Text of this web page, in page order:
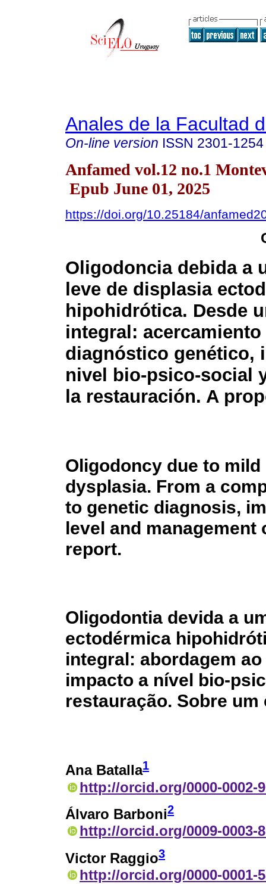
Anales de la Facultad
On-line version ISSN 2301-1254
Anfamed vol.12 no.1
Epub June 01, 2025
https://doi.org/10.25184/
Oligodoncia debida a
leve de displasia
hipohidrótica. Desde
integral: acercamiento
diagnóstico genético,
nivel bio-psico-social
la restauración. A
Oligodoncy due to
dysplasia. From a
to genetic diagnosis,
level and
report.
Oligodontia devida a
ectodérmica
integral: abordagem
impacto a nível bio-
restauração. Sobre
Ana Batalla1
http://orcid.org/0000-0002-
Álvaro Barboni2
http://orcid.org/0009-0003-
Victor Raggio3
http://orcid.org/0000-0001-